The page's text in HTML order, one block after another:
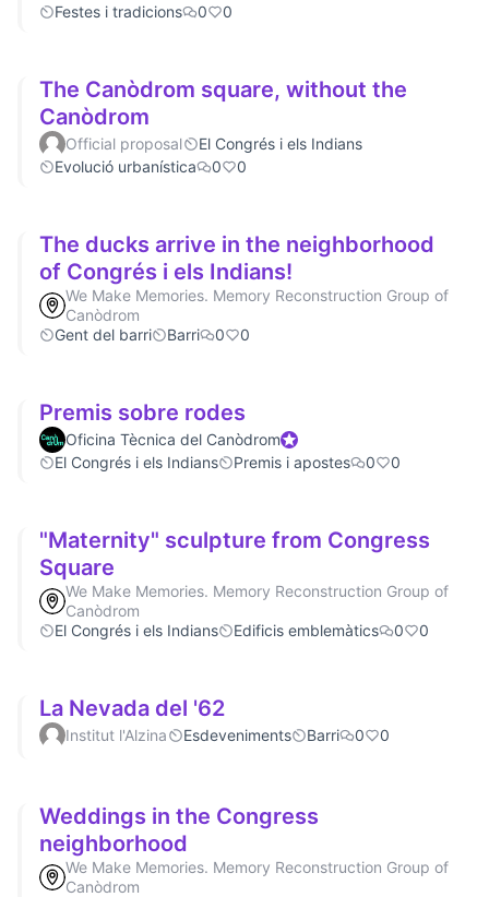
Festes i tradicions
0 0
The Canòdrom square, without the
Canòdrom
Official proposal
El Congrés i els Indians
Evolució urbanística
0 0
The ducks arrive in the neighborhood
of Congrés i els Indians!
We Make Memories. Memory Reconstruction Group of
Canòdrom
Gent del barri
Barri 0 0
Premis sobre rodes
Oficina Tècnica del CanòdromOfficial participant
El Congrés i els Indians
Premis i apostes 0 0
"Maternity" sculpture from Congress
Square
We Make Memories. Memory Reconstruction Group of
Canòdrom
El Congrés i els Indians
Edificis emblemàtics 0 0
La Nevada del '62
Institut l'Alzina Esdeveniments Barri 0 0
Weddings in the Congress
neighborhood
We Make Memories. Memory Reconstruction Group of
Canòdrom